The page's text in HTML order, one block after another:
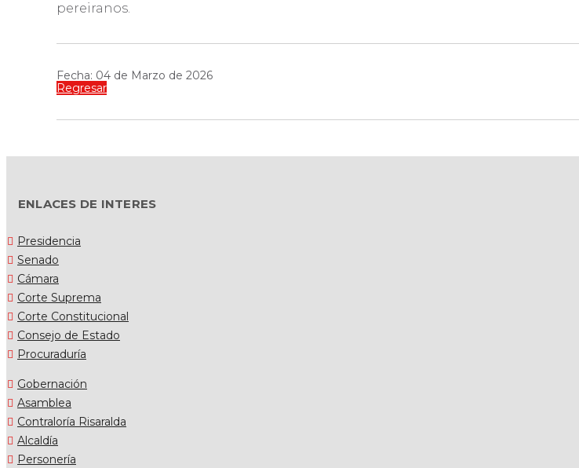
pereiranos.
Fecha: 04 de Marzo de 2026
Regresar
ENLACES DE INTERES
Presidencia
Senado
Cámara
Corte Suprema
Corte Constitucional
Consejo de Estado
Procuraduría
Gobernación
Asamblea
Contraloría Risaralda
Alcaldía
Personería